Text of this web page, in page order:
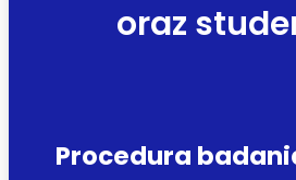
oraz
Procedura